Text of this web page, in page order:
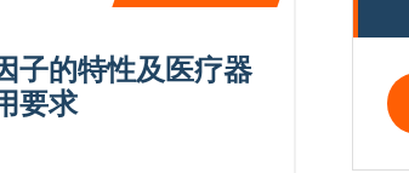
子的特性及医疗器
要求
搜